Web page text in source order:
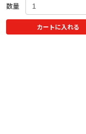
数量
カートに入れる